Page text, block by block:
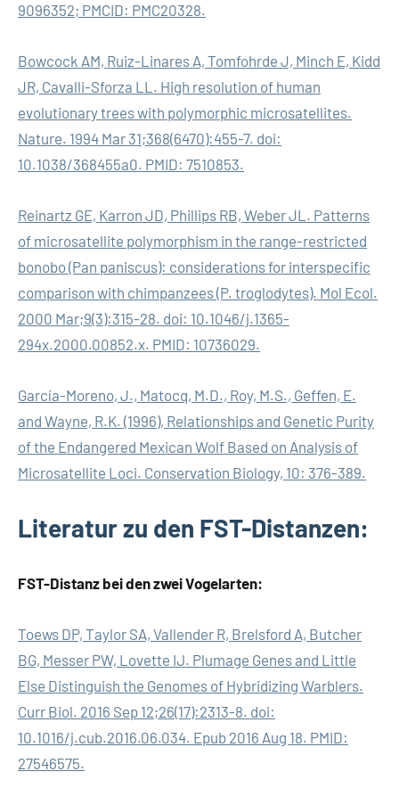
9096352; PMCID: PMC20328.
Bowcock AM, Ruiz-Linares A, Tomfohrde J, Minch E, Kidd
JR, Cavalli-Sforza LL. High resolution of human
evolutionary trees with polymorphic microsatellites.
Nature. 1994 Mar 31;368(6470):455-7. doi:
10.1038/368455a0. PMID: 7510853.
Reinartz GE, Karron JD, Phillips RB, Weber JL. Patterns
of microsatellite polymorphism in the range-restricted
bonobo (Pan paniscus): considerations for interspecific
comparison with chimpanzees (P. troglodytes). Mol Ecol.
2000 Mar;9(3):315-28. doi: 10.1046/j.1365-
294x.2000.00852.x. PMID: 10736029.
García-Moreno, J., Matocq, M.D., Roy, M.S., Geffen, E.
and Wayne, R.K. (1996), Relationships and Genetic Purity
of the Endangered Mexican Wolf Based on Analysis of
Microsatellite Loci. Conservation Biology, 10: 376-389.
Literatur zu den FST-Distanzen:
FST-Distanz bei den zwei Vogelarten:
Toews DP, Taylor SA, Vallender R, Brelsford A, Butcher
BG, Messer PW, Lovette IJ. Plumage Genes and Little
Else Distinguish the Genomes of Hybridizing Warblers.
Curr Biol. 2016 Sep 12;26(17):2313-8. doi:
10.1016/j.cub.2016.06.034. Epub 2016 Aug 18. PMID:
27546575.